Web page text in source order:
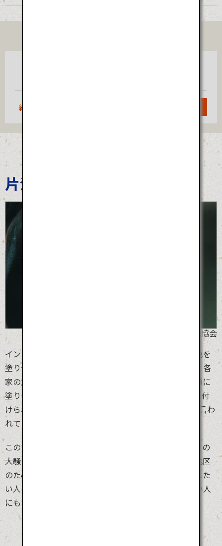
約1時間35分
片江墨つけとんど
©松江市観光協会
インドのホーリーやスペインのトマト祭りのように、色を
塗りつけられる日本のお祭りが「片江墨つけとんど」。各
家の主婦が真っ黒な墨を持ち出して、だれかれ構わず顔に
塗りつけて回ります。墨には魔除けの意味があり、墨を付
けられると1年間は風邪をひかず、海難にも遭わないと言わ
れています。
このお祭りの楽しさは、なんといっても墨を顔につけての
大騒ぎ。美保関は日本の古い神話に深い関わりのある地区
のため、地元の人たちに混ざって地域の風習を体験をした
い人はもちろん、神話に基づく日本の原風景を知りたい人
にもおすすめです。